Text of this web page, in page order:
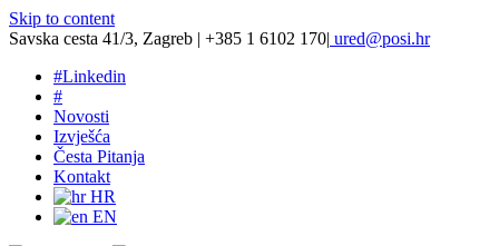
Skip to content
Savska cesta 41/3, Zagreb | +385 1 6102 170| ured@posi.hr
#Linkedin
#
Novosti
Izvješća
Česta Pitanja
Kontakt
HR
EN